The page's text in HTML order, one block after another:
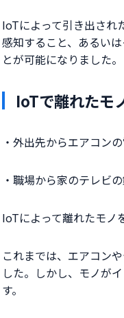
IoTによって引き出され
感知すること、あるい
とが可能になりました。
IoTで離れたモ
・外出先からエアコン
・職場から家のテレビ
IoTによって離れたモノ
これまでは、エアコン
した。しかし、モノが
す。